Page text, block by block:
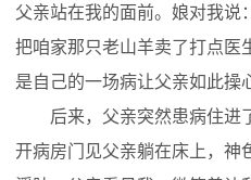
父亲站在我的面前。娘对我说
把咱家那只老山羊卖了打点医
是自己的一场病让父亲如此操
后来，父亲突然患病住进
开病房门见父亲躺在床上，神